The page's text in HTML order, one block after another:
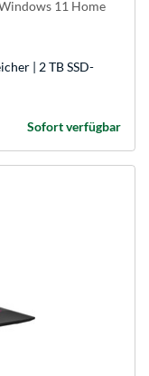
11 Home
| 2 TB SSD-
Sofort verfügbar